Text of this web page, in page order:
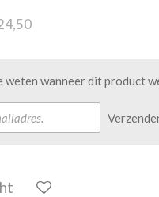
weten wanneer dit product